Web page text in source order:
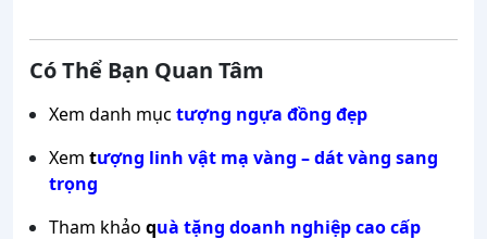
Có Thể Bạn Quan Tâm
Xem danh mục tượng ngựa đồng đẹp
Xem tượng linh vật mạ vàng – dát vàng sang
trọng
Tham khảo quà tặng doanh nghiệp cao cấp